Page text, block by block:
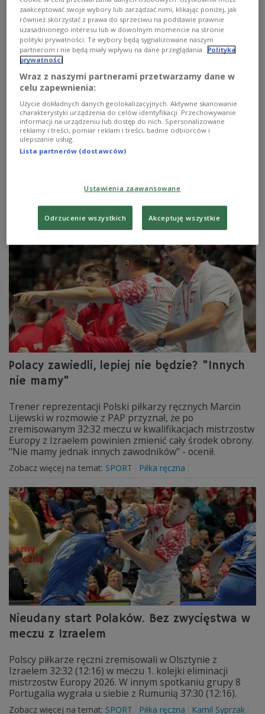
Mocny początek wystarczył. Cenna
wygrana Polaków
Zobacz więcej na temat:SPORT Piłka ręczna Kamil Syprzak
Arkadiusz Moryto
Polacy zawiedli, lepiej nie będzie? "Innych
nie mamy"
Trener reprezentacji Polski piłkarzy ręcznych Marcin
Lijewski w rozmowie z PAP przyznał, że po
zremisowanym 32:32 meczu w kwalifikacjach mistrzostw
Europy z Izraelem powinien zmienić cały środek obrony.
"Nie mamy jednak innych zawodników" - ocenił.
Zobacz więcej na temat: SPORT Piłka ręczna
Nieudany start Polaków. Bez zwycięstwa w
meczu z Izraelem
Polscy piłkarze ręczni zremisowali w Olsztynie z
Izraelem 32:32 (12:16) w meczu 1. kolejki eliminacji
mistrzostw Europy 2026. W innym spotkaniu grupy 8
Portugalia wygrała u siebie z Rumunią 37:30 (12:16).
Zobacz więcej na temat: SPORT Piłka ręczna
Kamil Syprzak
zaakceptować swoje wybory lub zarządzać nimi, klikając poniżej, jak
również skorzystać z prawa do sprzeciwu na podstawie prawnie
uzasadnionego interesu lub w dowolnym momencie na stronie
polityki prywatności. Te wybory będą sygnalizowane naszym
partnerom i nie będą miały wpływu na dane przeglądania.
Polityka
prywatności
Wraz z naszymi partnerami przetwarzamy dane w
celu zapewnienia:
Użycie dokładnych danych geolokalizacyjnych. Aktywne skanowanie
charakterystyki urządzenia do celów identyfikacji. Przechowywanie
informacji na urządzeniu lub dostęp do nich. Spersonalizowane
reklamy i treści, pomiar reklam i treści, badnie odbiorców i
ulepszanie usług.
Lista partnerów (dostawców)
Ustawienia zaawansowane
Odrzucenie wszystkich Akceptuję wszystkie